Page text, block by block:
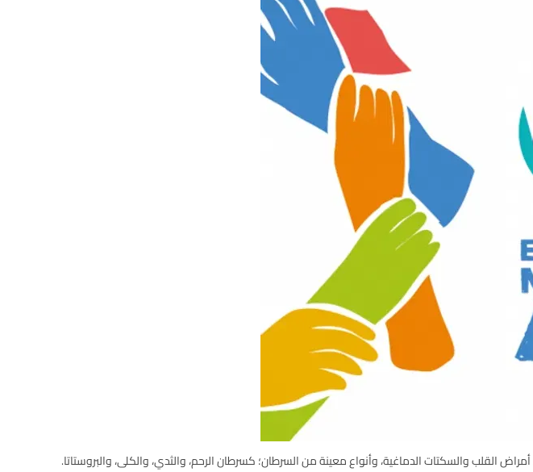
القلب والسكتات الدماغية، وأنواع معينة من السرطان؛ كسرطان الرحم، والثدي، والكلى، والبروستاتا.